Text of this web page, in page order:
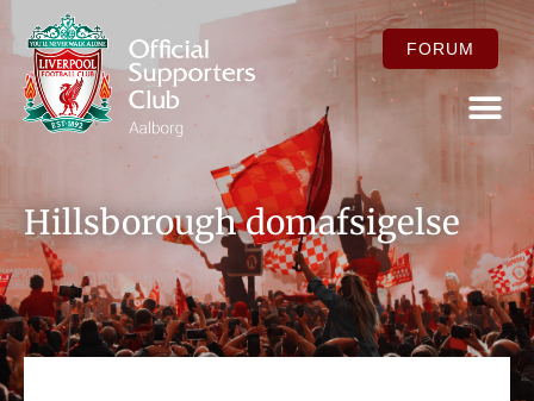
FORUM
Hillsborough domafsigelse